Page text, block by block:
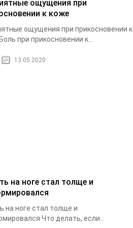
ощущения при
к коже
ощущения при прикосновении к
при прикосновении к...
13.05.2020
на ноге стал толще и
на ноге стал толще и
Что делать, если...